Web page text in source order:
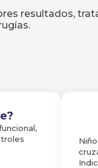
resultados,